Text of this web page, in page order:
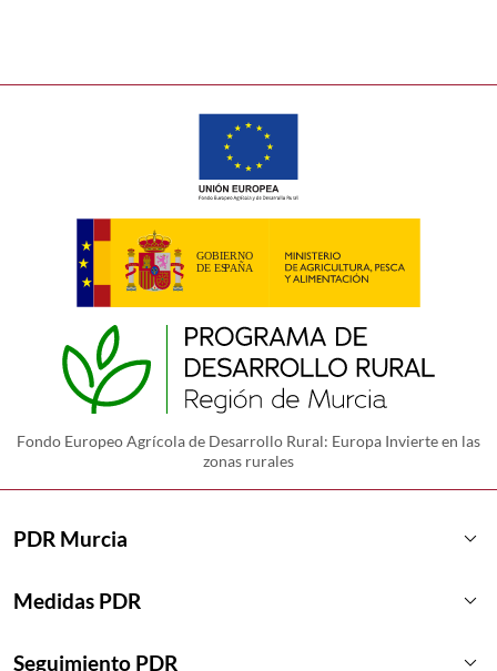
Fondo Europeo Agrícola de Desarrollo Rural: Europa Invierte en las
zonas rurales
PDR Murcia keyboard_arrow_down
Medidas PDR keyboard_arrow_down
Seguimiento PDR keyboard_arrow_down